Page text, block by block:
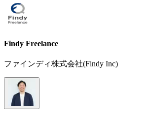
Findy Freelance
ファインディ株式会社(Findy Inc)